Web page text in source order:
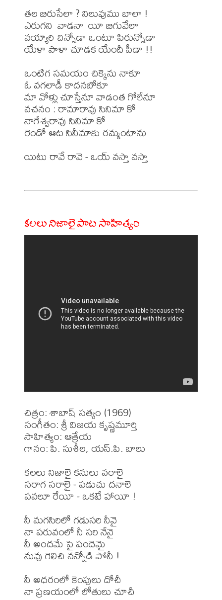
తల బిరుసేలా ? నిలువుము బాలా !
ఎరుగని  వాడనా  యీ బిగువేలా
వయ్యారి చిన్నోడా ఒంటూ పిరున్నోడా
యేళా పాళా చూడక యేందీ పీడా !!
ఒంటిగ సమయం చిక్కెను నాకూ
ఓ వగలాడీ కాదనబోకూ
మా వోళ్లు చూస్తేనూ వాడంత గోలేనూ
వచనం : రామారావు సినిమా కో
నాగేశ్వరావు సినిమా కో
రెండో ఆట సినీమాకు రమ్మంటాను
యిటు రావే రావె - ఒయ్ వస్తా వస్తా
కలలు నిజాలై పాట సాహిత్యం
చిత్రం: శాబాష్ సత్యం (1969)
సంగీతం: శ్రీ విజయ కృష్ణమూర్తి
సాహిత్యం: ఆత్రేయ
గానం: పి. సుశీల, యస్.పి. బాలు
కలలు నిజాలై కనులు వరాలై
సరాగ సరాలై - పడుచు దనాలె
పవలూ రేయీ - ఒకటే హాయీ !
నీ మగసిరిలో గడుసరి నీవై
నా పరువంలో నీ సరి నేనై
నీ అందమే పై పందెమై
నువు గెలిచి నన్నోడి పోనీ !
నీ అధరంలో కెంపులు దోచీ
నా ప్రణయంలో లోతులు చూచీ